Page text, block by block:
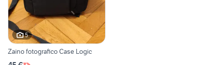
5
Zaino fotografico Case Logic